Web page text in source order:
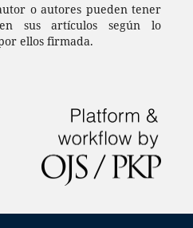
o autores pueden tener
sus artículos según lo
ellos firmada.